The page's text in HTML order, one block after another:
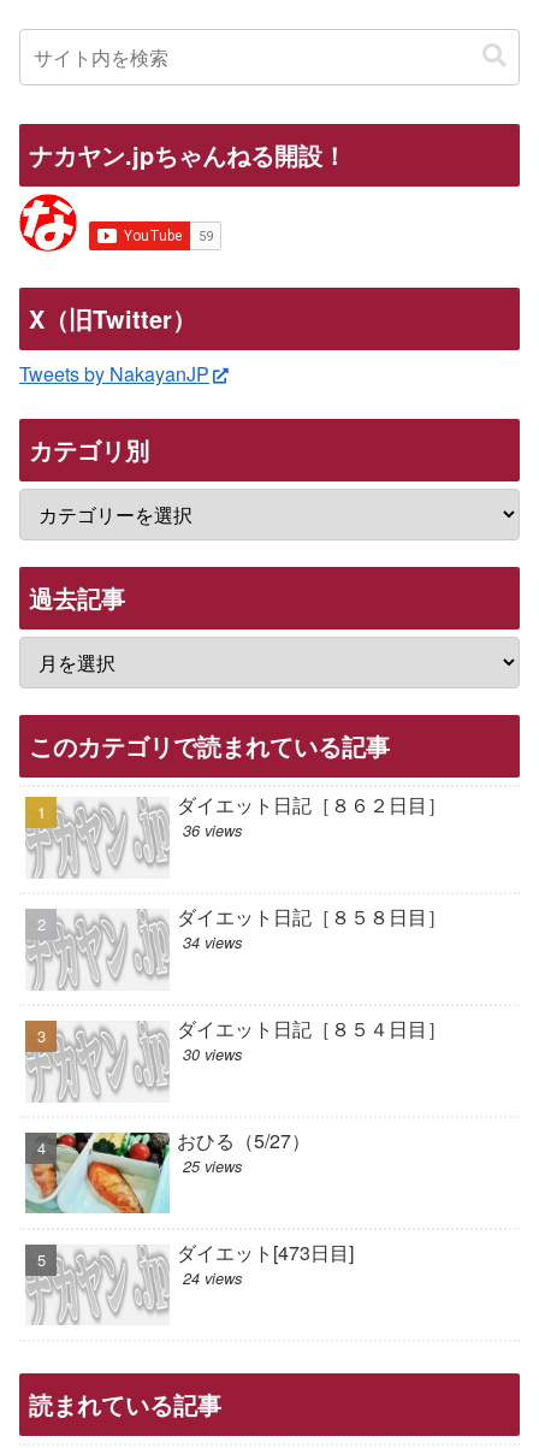
ナカヤン.jpちゃんねる開設！
X（旧Twitter）
Tweets by NakayanJP
カテゴリ別
過去記事
このカテゴリで読まれている記事
ダイエット日記［８６２日目］
36 views
ダイエット日記［８５８日目］
34 views
ダイエット日記［８５４日目］
30 views
おひる（5/27）
25 views
ダイエット[473日目]
24 views
読まれている記事